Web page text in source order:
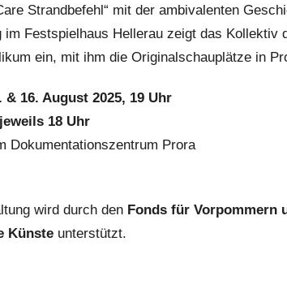
Strandbefehl“ mit der ambivalenten
im Festspielhaus Hellerau zeigt das Kollektiv
ein, mit ihm die Originalschauplätze in
& 16. August 2025, 19 Uhr
18 Uhr
Dokumentationszentrum Prora
wird durch den Fonds für Vorpommern
Künste unterstützt.